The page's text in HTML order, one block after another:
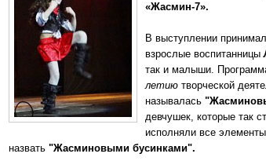
«Жасмин-7».
В выступлении
взрослые воспитанницы
так и малыши.
летию творческой
называлась
девчушек, которые так
исполняли все
назвать "Жасминовыми бусинками".